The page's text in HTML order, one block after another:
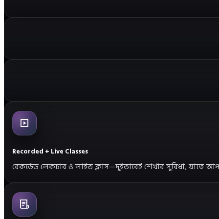
Recorded + Live Classes
রেকর্ডেড লেকচার ও লাইভ ক্লাস—দুইভাবেই শেখার সুবিধা, যাতে